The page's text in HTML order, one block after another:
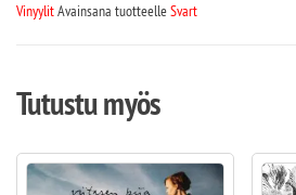
VinyylitAvainsana tuotteelleSvart
Tutustu myös